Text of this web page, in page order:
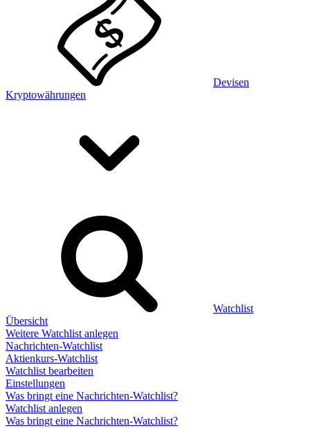
Devisen
Kryptowährungen
Watchlist
Übersicht
Weitere Watchlist anlegen
Nachrichten-Watchlist
Aktienkurs-Watchlist
Watchlist bearbeiten
Einstellungen
Was bringt eine Nachrichten-Watchlist?
Watchlist anlegen
Was bringt eine Nachrichten-Watchlist?